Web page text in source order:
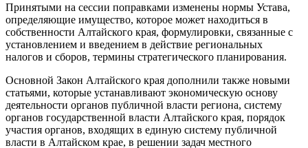
Принятыми на сессии поправками изменены нормы Устава,
определяющие имущество, которое может находиться в
собственности Алтайского края, формулировки, связанные с
установлением и введением в действие региональных
налогов и сборов, термины стратегического планирования.
Основной Закон Алтайского края дополнили также новыми
статьями, которые устанавливают экономическую основу
деятельности органов публичной власти региона, систему
органов государственной власти Алтайского края, порядок
участия органов, входящих в единую систему публичной
власти в Алтайском крае, в решении задач местного